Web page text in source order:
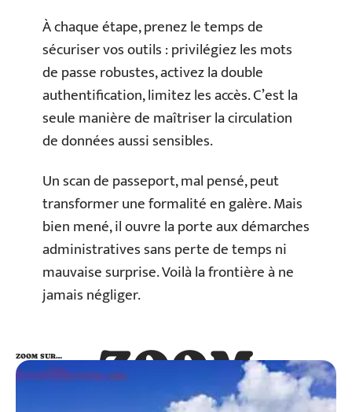
À chaque étape, prenez le temps de
sécuriser vos outils : privilégiez les mots
de passe robustes, activez la double
authentification, limitez les accès. C’est la
seule manière de maîtriser la circulation
de données aussi sensibles.
Un scan de passeport, mal pensé, peut
transformer une formalité en galère. Mais
bien mené, il ouvre la porte aux démarches
administratives sans perte de temps ni
mauvaise surprise. Voilà la frontière à ne
jamais négliger.
ZOOM
SUR…
ZOOM SUR…